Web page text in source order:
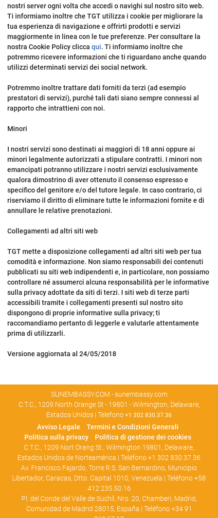
nostri server ogni volta che accedi o navighi sul nostro sito web.
Ti informiamo inoltre che TGT utilizza i cookie per migliorare la
tua esperienza di navigazione e offrirti prodotti e servizi
maggiormente in linea con le tue preferenze. Per consultare la
nostra Cookie Policy clicca qui. Ti informiamo inoltre che
potremmo ricevere informazioni che ti riguardano anche quando
utilizzi determinati servizi dei social network.
Potremmo inoltre trattare dati forniti da terzi (ad esempio
prestatori di servizi), purché tali dati siano sempre connessi al
rapporto che intrattieni con noi.
Minori
I nostri servizi sono destinati ai maggiori di 18 anni oppure ai
minori legalmente autorizzati a stipulare contratti. I minori non
emancipati potranno utilizzare i nostri servizi esclusivamente
qualora dimostrino di aver ottenuto il consenso espresso e
specifico del genitore e/o del tutore legale. In caso contrario, ci
riserviamo il diritto di eliminare tutte le informazioni fornite e di
annullare le relative prenotazioni.
Collegamenti ad altri siti web
TGT mette a disposizione collegamenti ad altri siti web per tua
comodità e informazione. Non siamo responsabili dei contenuti
pubblicati su siti web indipendenti e, in particolare, non possiamo
controllare né assumerci alcuna responsabilità per le informative
sulla privacy adottate da siti di terzi. I siti web di terze parti
accessibili tramite i collegamenti presenti sul nostro sito
dispongono di proprie informative sulla privacy; ti
raccomandiamo pertanto di leggerle e valutarle attentamente
prima di utilizzarli.
Versione aggiornata al 24/05/2018
SUNEMBASSY.COM - sunembassy.com
C.T.C., 1209 North Orange St - 19801 - Wilmington, Delaware,
Estados Unidos | Telefono +1 302 830.37.36
Avviso Legale
Termini e Condizioni Generali
Politica sulla privacy
Politica di gestione dei cookies
C.T.C., 1209 Nort Orang St., Wilmington 19801, Delaware,
Estados Unidos de Norteamérica | Teléfono +1 302 830.37.36
Av. Francisco Fajardo, Torre R S, San Bernardino, Municipio
Libertador, Caracas, Dtto. Capital 1010, Venezuela | Teléfono +58
412 235.50.16
Pl. del Conde del Valle de Suchíl, Nro. 20, Chamberí, Madrid,
Comunidad de Madrid 28015, España | Teléfono +34 91